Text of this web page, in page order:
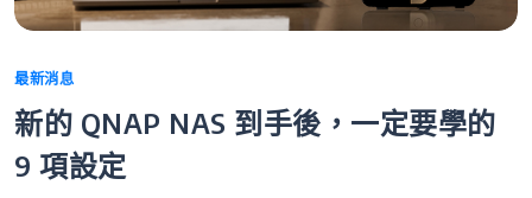
Categories
最新消息
新的 QNAP NAS 到手後，一定要學的
9 項設定